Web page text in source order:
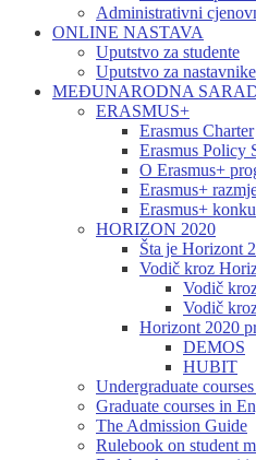
Administrativni
ONLINE NASTAVA
Uputstvo za studente
Uputstvo za nastavnike
MEĐUNARODNA
ERASMUS+
Erasmus Charter
Erasmus Policy
O Erasmus+
Erasmus+
Erasmus+
HORIZON 2020
Šta je Horizont
Vodič kroz
Vodič
Vodič
Horizont 2020
DEMOS
HUBIT
Undergraduate
Graduate courses in
The Admission Guide
Rulebook on student